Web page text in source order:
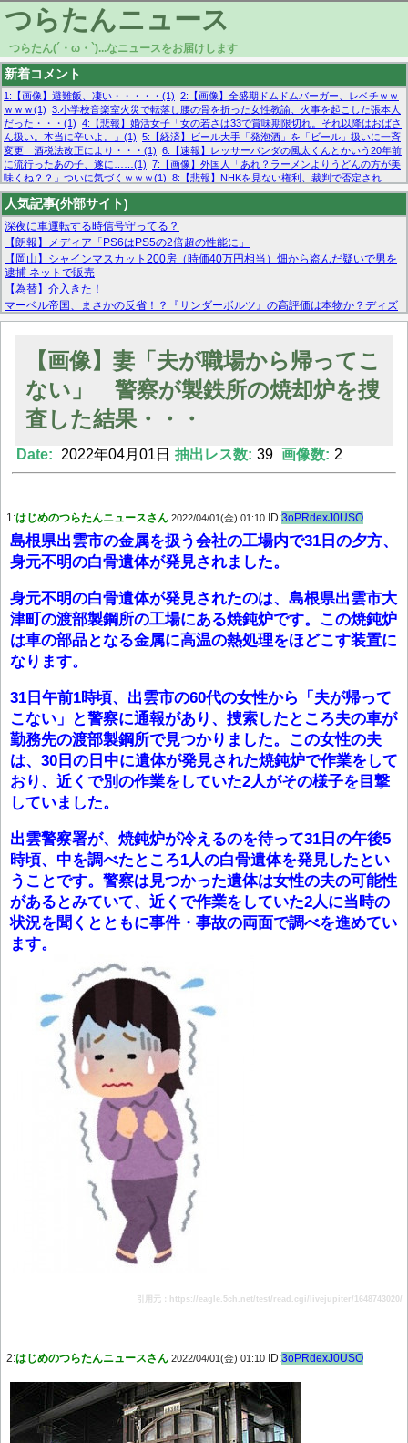
つらたんニュース
つらたん(´・ω・`)...なニュースをお届けします
新着コメント
1:【画像】避難飯、凄い・・・・・(1) 2:【画像】全盛期ドムドムバーガー、レベチｗｗ
ｗｗｗ(1) 3:小学校音楽室火災で転落し腰の骨を折った女性教諭、火事を起こした張本人
だった・・・(1) 4:【悲報】婚活女子「女の若さは33で賞味期限切れ。それ以降はおばさ
ん扱い。本当に辛いよ。」(1) 5:【経済】ビール大手「発泡酒」を「ビール」扱いに一斉
変更 酒税法改正により・・・(1) 6:【速報】レッサーパンダの風太くんとかいう20年前
に流行ったあの子、遂に……(1) 7:【画像】外国人「あれ？ラーメンよりうどんの方が美
味くね？？」ついに気づくｗｗｗ(1) 8:【悲報】NHKを見ない権利、裁判で否定され
る・・・(1) 9:欧州委員長「原発縮小は間違いでした」(1) 10:【悲報】日本企業の人手不
足、限界突破 52%「正社員も足りてません…」(1)
人気記事(外部サイト)
深夜に車運転する時信号守ってる？
【朗報】メディア「PS6はPS5の2倍超の性能に」
【岡山】シャインマスカット200房（時価40万円相当）畑から盗んだ疑いで男を
逮捕 ネットで販売
【為替】介入きた！
マーベル帝国、まさかの反省！？『サンダーボルツ』の高評価は本物か？ディズ
ニーCEOの「量より質」宣言の裏で渦巻くファンの本音とMCUの未来を徹底考
【モー娘。石田亜佑美】ファーストテイク出演も新規獲得ならず？北川莉央が1
【画像あり】FacebookとかTwitterで拾ったエロ画像貼ってくよ
Powered by livedoor 相互RSS
【画像】妻「夫が職場から帰ってこ
ない」 警察が製鉄所の焼却炉を捜
査した結果・・・
Date: 2022年04月01日 抽出レス数: 39 画像数: 2
1:はじめのつらたんニュースさん 2022/04/01(金) 01:10 ID:3oPRdexJ0USO
島根県出雲市の金属を扱う会社の工場内で31日の夕方、
身元不明の白骨遺体が発見されました。
身元不明の白骨遺体が発見されたのは、島根県出雲市大
津町の渡部製鋼所の工場にある焼鈍炉です。この焼鈍炉
は車の部品となる金属に高温の熱処理をほどこす装置に
なります。
31日午前1時頃、出雲市の60代の女性から「夫が帰って
こない」と警察に通報があり、捜索したところ夫の車が
勤務先の渡部製鋼所で見つかりました。この女性の夫
は、30日の日中に遺体が発見された焼鈍炉で作業をして
おり、近くで別の作業をしていた2人がその様子を目撃
していました。
出雲警察署が、焼鈍炉が冷えるのを待って31日の午後5
時頃、中を調べたところ1人の白骨遺体を発見したとい
うことです。警察は見つかった遺体は女性の夫の可能性
があるとみていて、近くで作業をしていた2人に当時の
状況を聞くとともに事件・事故の両面で調べを進めてい
ます。
引用元：https://eagle.5ch.net/test/read.cgi/livejupiter/1648743020/
2:はじめのつらたんニュースさん 2022/04/01(金) 01:10 ID:3oPRdexJ0USO